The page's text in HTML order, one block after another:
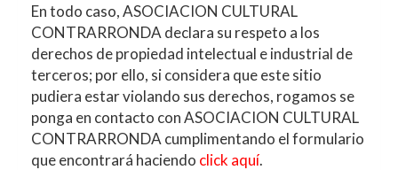
En todo caso,ASOCIACION CULTURAL
CONTRARRONDA declara su respeto a los
derechos de propiedad intelectual e industrial de
terceros; por ello, si considera que este sitio
pudiera estar violando sus derechos, rogamos se
ponga en contacto conASOCIACION CULTURAL
CONTRARRONDA cumplimentando el formulario
que encontrará haciendo click aquí.